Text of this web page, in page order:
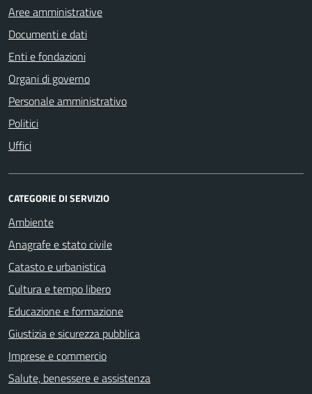
Aree amministrative
Documenti e dati
Enti e fondazioni
Organi di governo
Personale amministrativo
Politici
Uffici
CATEGORIE DI SERVIZIO
Ambiente
Anagrafe e stato civile
Catasto e urbanistica
Cultura e tempo libero
Educazione e formazione
Giustizia e sicurezza pubblica
Imprese e commercio
Salute, benessere e assistenza